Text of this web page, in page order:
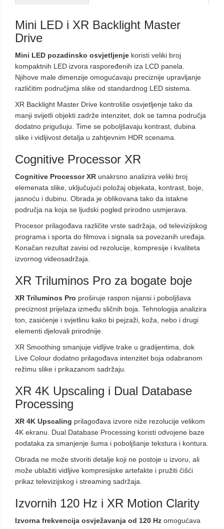
Mini LED i XR Backlight Master
Drive
Mini LED pozadinsko osvjetljenje koristi veliki broj
kompaktnih LED izvora raspoređenih iza LCD panela.
Njihove male dimenzije omogućavaju preciznije upravljanje
različitim područjima slike od standardnog LED sistema.
XR Backlight Master Drive kontroliše osvjetljenje tako da
manji svijetli objekti zadrže intenzitet, dok se tamna područja
dodatno prigušuju. Time se poboljšavaju kontrast, dubina
slike i vidljivost detalja u zahtjevnim HDR scenama.
Cognitive Processor XR
Cognitive Processor XR unakrsno analizira veliki broj
elemenata slike, uključujući položaj objekata, kontrast, boje,
jasnoću i dubinu. Obrada je oblikovana tako da istakne
područja na koja se ljudski pogled prirodno usmjerava.
Procesor prilagođava različite vrste sadržaja, od televizijskog
programa i sporta do filmova i signala sa povezanih uređaja.
Konačan rezultat zavisi od rezolucije, kompresije i kvaliteta
izvornog videosadržaja.
XR Triluminos Pro za bogate boje
XR Triluminos Pro proširuje raspon nijansi i poboljšava
preciznost prijelaza između sličnih boja. Tehnologija analizira
ton, zasićenje i svjetlinu kako bi pejzaži, koža, nebo i drugi
elementi djelovali prirodnije.
XR Smoothing smanjuje vidljive trake u gradijentima, dok
Live Colour dodatno prilagođava intenzitet boja odabranom
režimu slike i prikazanom sadržaju.
XR 4K Upscaling i Dual Database
Processing
XR 4K Upscaling prilagođava izvore niže rezolucije velikom
4K ekranu. Dual Database Processing koristi odvojene baze
podataka za smanjenje šuma i poboljšanje tekstura i kontura.
Obrada ne može stvoriti detalje koji ne postoje u izvoru, ali
može ublažiti vidljive kompresijske artefakte i pružiti čišći
prikaz televizijskog i streaming sadržaja.
Izvornih 120 Hz i XR Motion Clarity
Izvorna frekvencija osvježavanja od 120 Hz omogućava